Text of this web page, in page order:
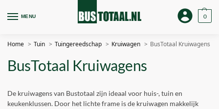
MENU 0
Home Tuin Tuingereedschap Kruiwagen BusTotaal Kruiwagens
BusTotaal Kruiwagens
De kruiwagens van Bustotaal zijn ideaal voor huis-, tuin en
keukenklussen. Door het lichte frame is de kruiwagen makkelijk